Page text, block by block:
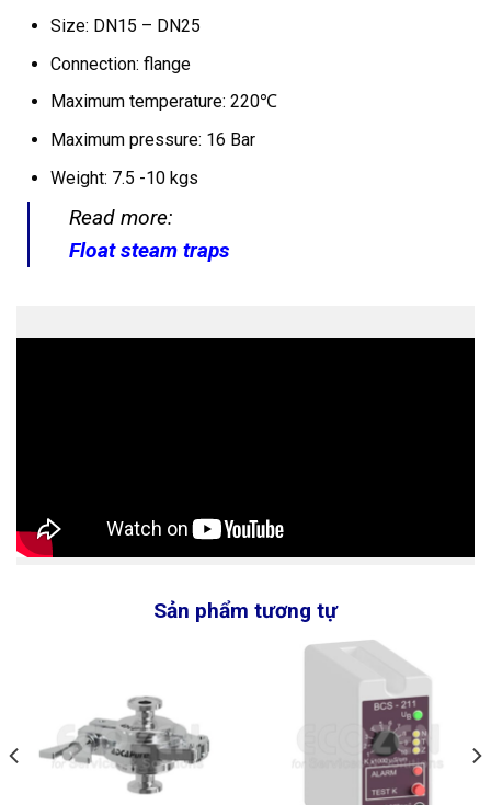
Size: DN15 – DN25
Connection: flange
Maximum temperature: 220℃
Maximum pressure: 16 Bar
Weight: 7.5 -10 kgs
Read more:
Float steam traps
Sản phẩm tương tự